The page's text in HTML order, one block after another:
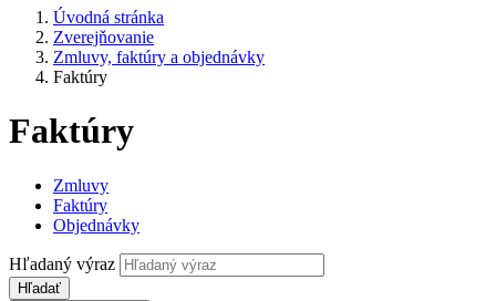
Úvodná stránka
Zverejňovanie
Zmluvy, faktúry a objednávky
Faktúry
Faktúry
Zmluvy
Faktúry
Objednávky
Hľadaný výraz
Hľadať